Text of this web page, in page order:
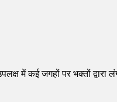
में कई जगहों पर भक्तों द्वारा